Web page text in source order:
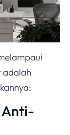
adalah
Anti-